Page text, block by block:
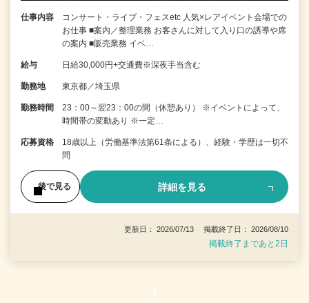
仕事内容
コンサート・ライブ・フェスetc 人気×レアイベント会場での
お仕事 ■案内／整理業務 お客さんに対して入り口の誘導や席
の案内 ■販売業務 イベ…
給与 日給30,000円+交通費※深夜手当含む
勤務地 東京都／埼玉県
勤務時間
23：00～翌23：00の間（休憩あり） ※イベントによって、
時間帯の変動あり ※一定…
応募資格
18歳以上（労働基準法第61条による）、経験・学歴は一切不
問
後で見る 詳細を見る
更新日： 2026/07/13 掲載終了日： 2026/08/10
掲載終了まであと2日
1